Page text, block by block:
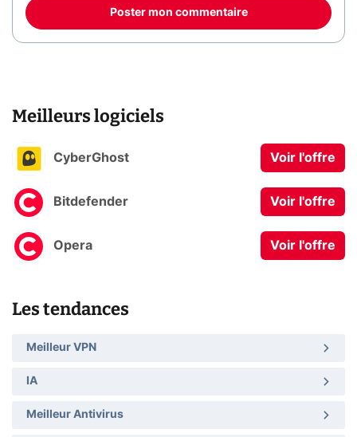
Poster mon commentaire
Meilleurs logiciels
CyberGhost Voir l'offre
Bitdefender Voir l'offre
Opera Voir l'offre
Les tendances
Meilleur VPN
IA
Meilleur Antivirus